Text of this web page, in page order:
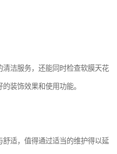
洁服务，还能同时检查软膜天花
装饰效果和使用功能。
适，值得通过适当的维护得以延